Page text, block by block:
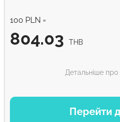
100 PLN =
804.03 THB
Перейти
Детальніше про
ВАРІАНТИ ОПЛАТИ